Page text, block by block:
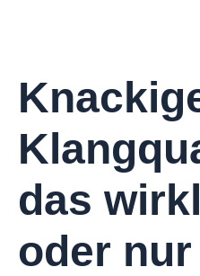
das
oder